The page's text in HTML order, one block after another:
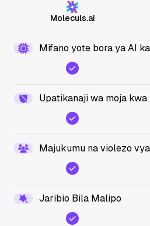
Moleculs.ai
Mifano yote bora ya AI
Upatikanaji wa moja kwa
Majukumu na violezo
Jaribio Bila Malipo